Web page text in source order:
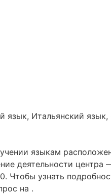
Итальянский
языкам
деятельности
Чтобы узнать
на .